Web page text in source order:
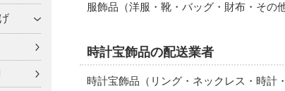
服飾品（洋服・靴・バッグ・財布・その
時計宝飾品の配送業者
時計宝飾品（リング・ネックレス・時計